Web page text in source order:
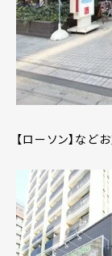
【ローソン】など